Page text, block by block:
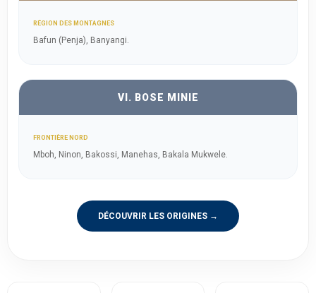
RÉGION DES MONTAGNES
Bafun (Penja), Banyangi.
VI. BOSE MINIE
FRONTIÈRE NORD
Mboh, Ninon, Bakossi, Manehas, Bakala Mukwele.
DÉCOUVRIR LES ORIGINES →